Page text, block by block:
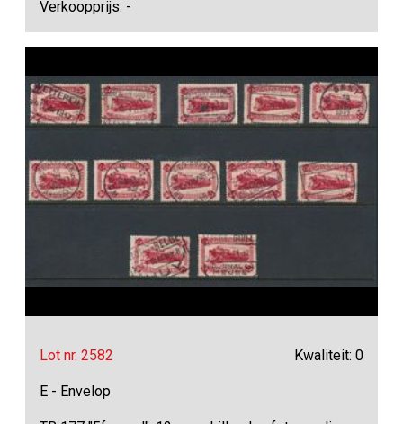
Verkoopprijs: -
Lot nr. 2582 Kwaliteit: 0
E - Envelop